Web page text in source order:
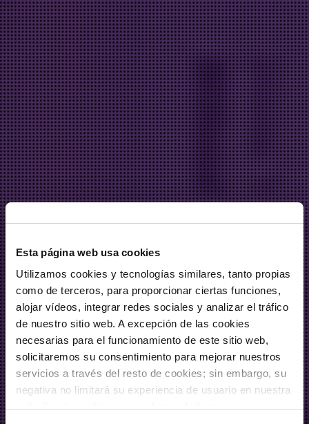
Esta página web usa cookies
Utilizamos cookies y tecnologías similares, tanto propias
como de terceros, para proporcionar ciertas funciones,
alojar vídeos, integrar redes sociales y analizar el tráfico
de nuestro sitio web. A excepción de las cookies
necesarias para el funcionamiento de este sitio web,
solicitaremos su consentimiento para mejorar nuestros
servicios a través del resto de cookies; sin embargo, su
negativa no limitará su experiencia de usuario en nuestra